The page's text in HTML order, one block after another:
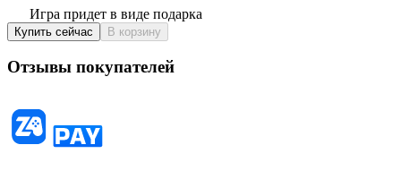
Игра придет в виде подарка
Купить сейчас В корзину
Отзывы покупателей